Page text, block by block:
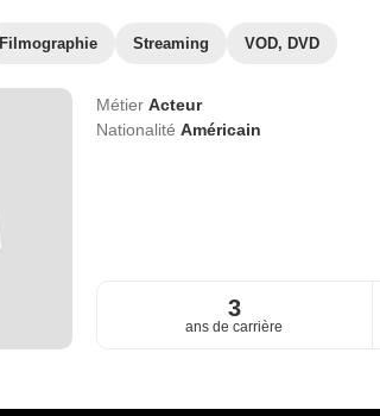
Filmographie Streaming VOD, DVD
Métier Acteur
Nationalité Américain
3
ans de carrière